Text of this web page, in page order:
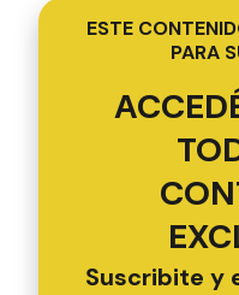
ESTE
PARA
Suscribite y